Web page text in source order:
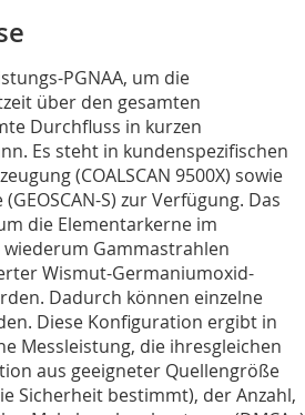
PGNAA, um die
über den gesamten
Durchfluss in kurzen
Es steht in kundenspezifischen
(COALSCAN 9500X) sowie
S) zur Verfügung. Das
die Elementarkerne im
Gammastrahlen
Wismut-Germaniumoxid-
Dadurch können einzelne
Diese Konfiguration ergibt in
Messleistung, die ihresgleichen
aus geeigneter Quellengröße
Sicherheit bestimmt), der Anzahl,